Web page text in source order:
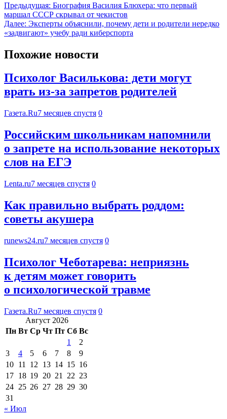
Предыдущая: Биография Василия Блюхера: что первый
маршал СССР скрывал от чекистов
Далее: Эксперты объяснили, почему дети и родители нередко
«задвигают» учебу ради киберспорта
Похожие новости
Психолог Василькова: дети могут
врать из-за запретов родителей
Газета.Ru7 месяцев спустя 0
Российским школьникам напомнили
о запрете на использование некоторых
слов на ЕГЭ
Lenta.ru7 месяцев спустя 0
Как правильно выбрать роддом:
советы акушера
runews24.ru7 месяцев спустя 0
Психолог Чеботарева: неприязнь
к детям может говорить
о психологической травме
Газета.Ru7 месяцев спустя 0
Август 2026
Пн Вт Ср Чт Пт Сб Вс
1
2
3
4 5 6 7 8
9
10 11 12 13 14 15 16
17 18 19 20 21 22 23
24 25 26 27 28 29 30
31
« Июл